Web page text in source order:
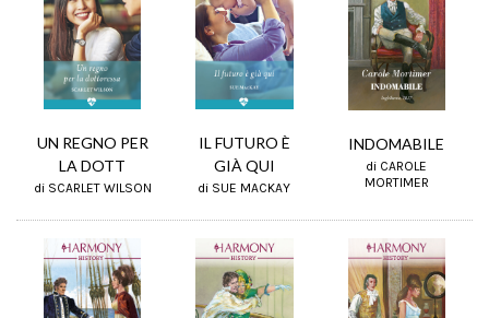
UN REGNO PER
LA DOTT
di SCARLET WILSON
IL FUTURO È
GIÀ QUI
di SUE MACKAY
INDOMABILE
di CAROLE
MORTIMER